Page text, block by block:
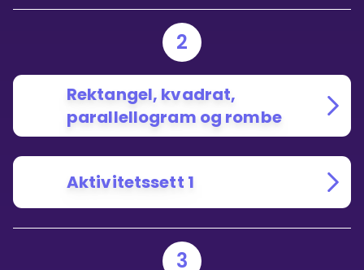
2
Rektangel, kvadrat,
parallellogram og rombe
Aktivitetssett 1
3